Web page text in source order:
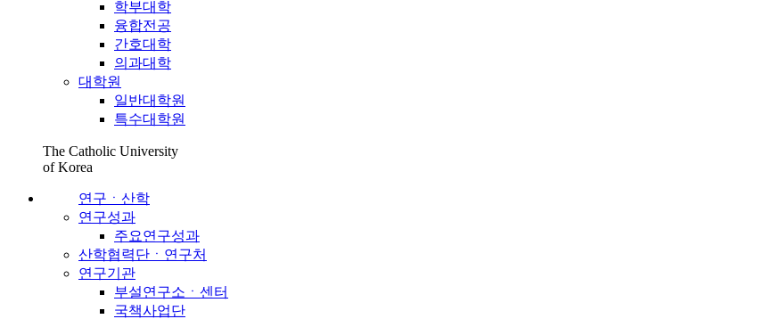
학부대학
융합전공
간호대학
의과대학
대학원
일반대학원
특수대학원
The Catholic University
of Korea
연구ㆍ산학
연구성과
주요연구성과
산학협력단ㆍ연구처
연구기관
부설연구소ㆍ센터
국책사업단